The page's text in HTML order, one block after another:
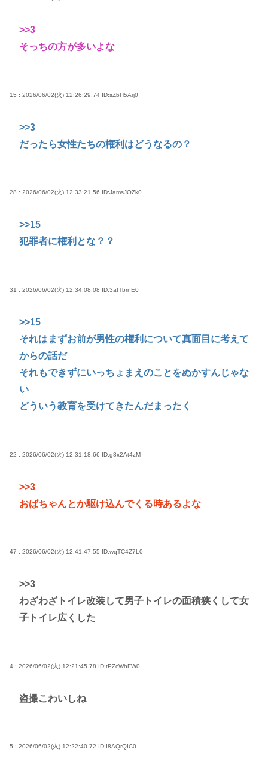
>>3
そっちの方が多いよな
15 : 2026/06/02(火) 12:26:29.74 ID:sZbH5Arj0
>>3
だったら女性たちの権利はどうなるの？
28 : 2026/06/02(火) 12:33:21.56 ID:JamsJOZk0
>>15
犯罪者に権利とな？？
31 : 2026/06/02(火) 12:34:08.08 ID:3afTbrnE0
>>15
それはまずお前が男性の権利について真面目に考えて
からの話だ
それもできずにいっちょまえのことをぬかすんじゃな
い
どういう教育を受けてきたんだまったく
22 : 2026/06/02(火) 12:31:18.66 ID:g8x2At4zM
>>3
おばちゃんとか駆け込んでくる時あるよな
47 : 2026/06/02(火) 12:41:47.55 ID:wqTC4Z7L0
>>3
わざわざトイレ改装して男子トイレの面積狭くして女
子トイレ広くした
4 : 2026/06/02(火) 12:21:45.78 ID:tPZcWhFW0
盗撮こわいしね
5 : 2026/06/02(火) 12:22:40.72 ID:I8AQrQIC0